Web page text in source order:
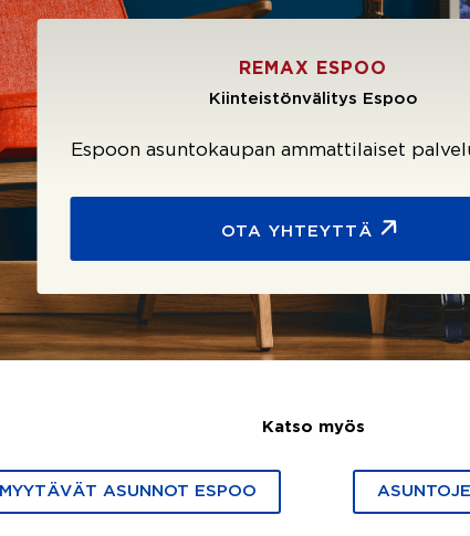
REMAX ESPOO
Kiinteistönvälitys Espoo
Espoon asuntokaupan ammattilaiset
OTA YHTEYTTÄ
Katso myös
MYYTÄVÄT ASUNNOT ESPOO